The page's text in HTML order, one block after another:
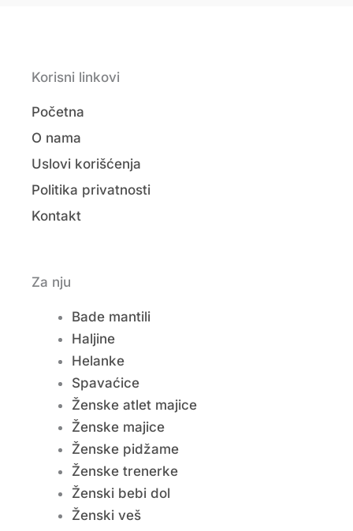
Korisni linkovi
Početna
O nama
Uslovi korišćenja
Politika privatnosti
Kontakt
Za nju
Bade mantili
Haljine
Helanke
Spavaćice
Ženske atlet majice
Ženske majice
Ženske pidžame
Ženske trenerke
Ženski bebi dol
Ženski veš